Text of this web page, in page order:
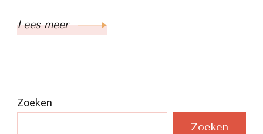
Lees meer
Zoeken
Zoeken